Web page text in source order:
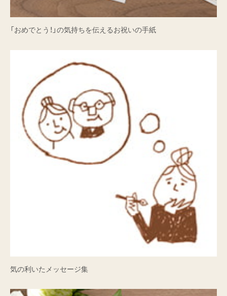
「おめでとう！」の気持ちを伝えるお祝いの手紙
気の利いたメッセージ集